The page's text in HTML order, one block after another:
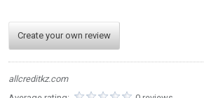
Create your own review
allcreditkz.com